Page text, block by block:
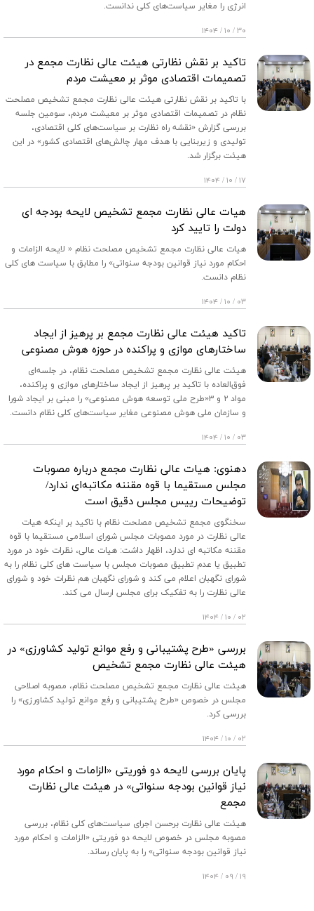
انرژی را مغایر سیاست‌های کلی ندانست.
۳۰ / ۱۰ / ۱۴۰۴
تاکید بر نقش نظارتی هیئت عالی نظارت مجمع در
تصمیمات اقتصادی موثر بر معیشت مردم
با تاکید بر نقش نظارتی هیئت عالی نظارت مجمع تشخیص مصلحت
نظام در تصمیمات اقتصادی موثر بر معیشت مردم، سومین جلسه
بررسی گزارش «نقشه راه نظارت بر سیاست‌های کلی اقتصادی،
تولیدی و زیربنایی با هدف مهار چالش‌های اقتصادی کشور» در این
هیئت برگزار شد.
۱۷ / ۱۰ / ۱۴۰۴
هیات عالی نظارت مجمع تشخیص لایحه بودجه ‌ای
دولت را تایید کرد
هیات عالی نظارت مجمع تشخیص مصلحت نظام « لایحه الزامات و
احکام مورد نیاز قوانین بودجه سنواتی» را مطابق با سیاست های کلی
نظام دانست.
۰۳ / ۱۰ / ۱۴۰۴
تاکید هیئت عالی نظارت مجمع بر پرهیز از ایجاد
ساختارهای موازی و پراکنده در حوزه هوش مصنوعی
هیئت عالی نظارت مجمع تشخیص مصلحت نظام، در جلسه‌ای
فوق‌العاده با تاکید بر پرهیز از ایجاد ساختارهای موازی و پراکنده،
مواد ۲ و ۳«طرح ملی توسعه هوش مصنوعی» را مبنی بر ایجاد شورا
و سازمان ملی هوش مصنوعی مغایر سیاست‌های کلی نظام دانست.
۰۳ / ۱۰ / ۱۴۰۴
دهنوی: هیات عالی نظارت مجمع درباره مصوبات
مجلس مستقیما با قوه مقننه مکاتبه‌ای ندارد/
توضیحات رییس مجلس دقیق است
سخنگوی مجمع تشخیص مصلحت نظام با تاکید بر اینکه هیات
عالی نظارت در مورد مصوبات مجلس شورای اسلامی مستقیما با قوه
مقننه مکاتبه ای ندارد، اظهار داشت: هیات عالی، نظرات خود در مورد
تطبیق یا عدم تطبیق مصوبات مجلس با سیاست های کلی نظام را به
شورای نگهبان اعلام می کند و شورای نگهبان هم نظرات خود و شورای
عالی نظارت را به تفکیک برای مجلس ارسال می کند.
۰۲ / ۱۰ / ۱۴۰۴
بررسی «طرح پشتیبانی و رفع موانع تولید کشاورزی» در
هیئت عالی نظارت مجمع تشخیص
هیئت عالی نظارت مجمع تشخیص مصلحت نظام، مصوبه اصلاحی
مجلس در خصوص «طرح پشتیبانی و رفع موانع تولید کشاورزی» را
بررسی کرد.
۰۲ / ۱۰ / ۱۴۰۴
پایان بررسی لایحه دو فوریتی «الزامات و احکام مورد
نیاز قوانین بودجه سنواتی» در هیئت عالی نظارت
مجمع
هیئت عالی نظارت برحسن اجرای سیاست‌های کلی نظام، بررسی
مصوبه مجلس در خصوص لایحه دو فوریتی «الزامات و احکام مورد
نیاز قوانین بودجه سنواتی» را به پایان رساند.
۱۹ / ۰۹ / ۱۴۰۴